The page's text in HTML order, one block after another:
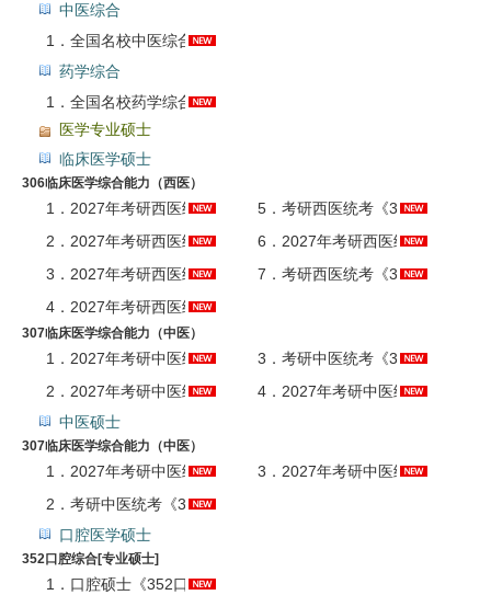
中医综合
1． 全国名校中医综合考研真题汇总
药学综合
1． 全国名校药学综合考研真题汇总
医学专业硕士
临床医学硕士
306临床医学综合能力（西医）
1． 2027年考研西医统考《306临床医学综合能力（西医）》钻石带学协议班 5． 考研西医统考《306临床医学综合能力（西医）》历年考研真题AI讲解（部分视频讲解）
2． 2027年考研西医统考《306临床医学综合能力（西医）》全程班（导学+基础+强化+冲刺）【普班】 6． 2027年考研西医统考《306临床医学综合能力（西医）》题库AI讲解
3． 2027年考研西医统考《306临床医学综合能力（西医）》专属VIP班 7． 考研西医统考《306临床医学综合能力（西医）》真题精讲班（网授）
4． 2027年考研西医统考《306临床医学综合能力（西医）》全套资料【历年真题（视频讲解）＋题库】
307临床医学综合能力（中医）
1． 2027年考研中医统考《307临床医学综合能力（中医）》钻石带学协议班 3． 考研中医统考《307临床医学综合能力（中医）》历年考研真题AI讲解
2． 2027年考研中医统考《307临床医学综合能力（中医）》全套资料【历年真题＋题库】 4． 2027年考研中医统考《307临床医学综合能力（中医）》题库AI讲解
中医硕士
307临床医学综合能力（中医）
1． 2027年考研中医统考《307临床医学综合能力（中医）》全套资料【历年真题＋题库】 3． 2027年考研中医统考《307临床医学综合能力（中医）》题库AI讲解
2． 考研中医统考《307临床医学综合能力（中医）》历年考研真题AI讲解
口腔医学硕士
352口腔综合[专业硕士]
1． 口腔硕士《352口腔综合》名校考研真题汇总